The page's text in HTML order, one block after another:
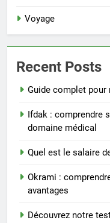
Voyage
Recent Posts
Guide complet pour
Ifdak : comprendre
domaine médical
Quel est le salaire
Okrami :
avantages
Découvrez notre